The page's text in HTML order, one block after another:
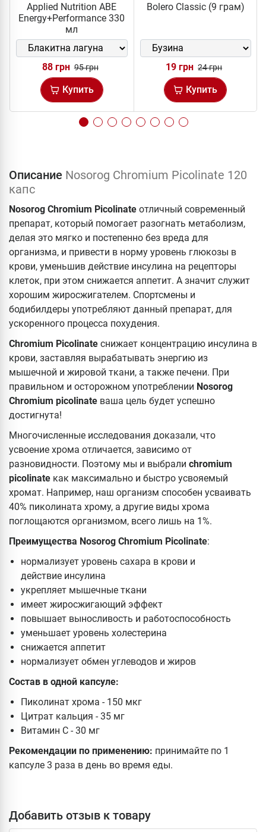
Applied Nutrition ABE
Energy+Performance 330
мл
88 грн 95 грн
Купить
Bolero Classic (9 грам)
19 грн 24 грн
Купить
Описание Nosorog Chromium Picolinate 120
капс
Nosorog Chromium Picolinate отличный современный
препарат, который помогает разогнать метаболизм,
делая это мягко и постепенно без вреда для
организма, и привести в норму уровень глюкозы в
крови, уменьшив действие инсулина на рецепторы
клеток, при этом снижается аппетит. А значит служит
хорошим жиросжигателем. Спортсмены и
бодибилдеры употребляют данный препарат, для
ускоренного процесса похудения.
Chromium Picolinate снижает концентрацию инсулина в
крови, заставляя вырабатывать энергию из
мышечной и жировой ткани, а также печени. При
правильном и осторожном употреблении Nosorog
Chromium picolinate ваша цель будет успешно
достигнута!
Многочисленные исследования доказали, что
усвоение хрома отличается, зависимо от
разновидности. Поэтому мы и выбрали chromium
picolinate как максимально и быстро усвояемый
хромат. Например, наш организм способен усваивать
40% пиколината хрому, а другие виды хрома
поглощаются организмом, всего лишь на 1%.
Преимущества Nosorog Chromium Picolinate:
нормализует уровень сахара в крови и
действие инсулина
укрепляет мышечные ткани
имеет жиросжигающий эффект
повышает выносливость и работоспособность
уменьшает уровень холестерина
снижается аппетит
нормализует обмен углеводов и жиров
Состав в одной капсуле:
Пиколинат хрома - 150 мкг
Цитрат кальция - 35 мг
Витамин С - 30 мг
Рекомендации по применению: принимайте по 1
капсуле 3 раза в день во время еды.
Добавить отзыв к товару